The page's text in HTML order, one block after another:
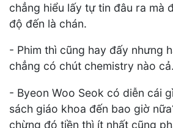
chẳng hiểu lấy tự tin đâu ra mà
độ đến là chán.
- Phim thì cũng hay đấy nhưng
chẳng có chút chemistry nào cả.
- Byeon Woo Seok có diễn cái
sách giáo khoa đến bao giờ
chừng đó tiền thì ít nhất cũng